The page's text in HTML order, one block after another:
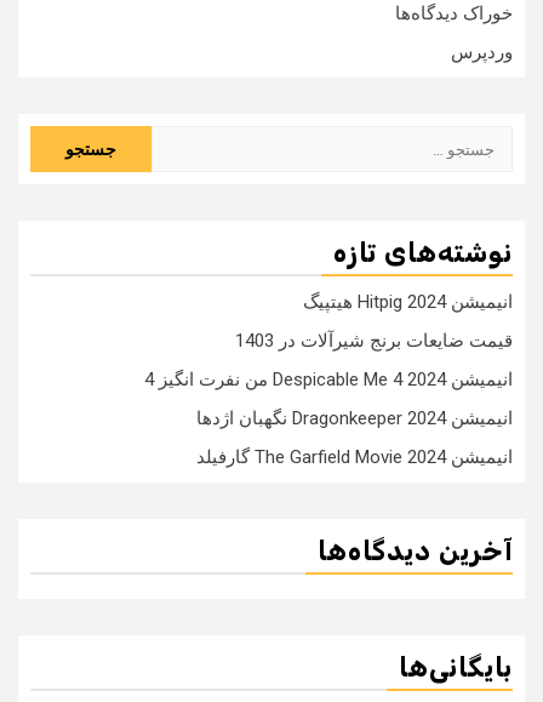
خوراک دیدگاه‌ها
وردپرس
نوشته‌های تازه
انیمیشن Hitpig 2024 هیتپیگ
قیمت ضایعات برنج شیرآلات در 1403
انیمیشن Despicable Me 4 2024 من نفرت انگیز 4
انیمیشن Dragonkeeper 2024 نگهبان اژدها
انیمیشن The Garfield Movie 2024 گارفیلد
آخرین دیدگاه‌ها
بایگانی‌ها